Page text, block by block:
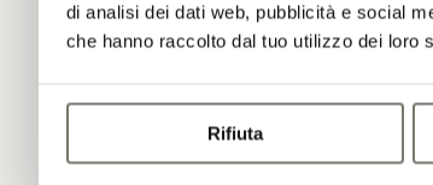
di analisi dei dati web, pubblicità e social
che hanno raccolto dal tuo utilizzo dei loro
Rifiuta